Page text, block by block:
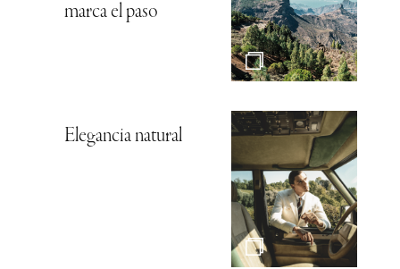
marca el paso
Elegancia natural